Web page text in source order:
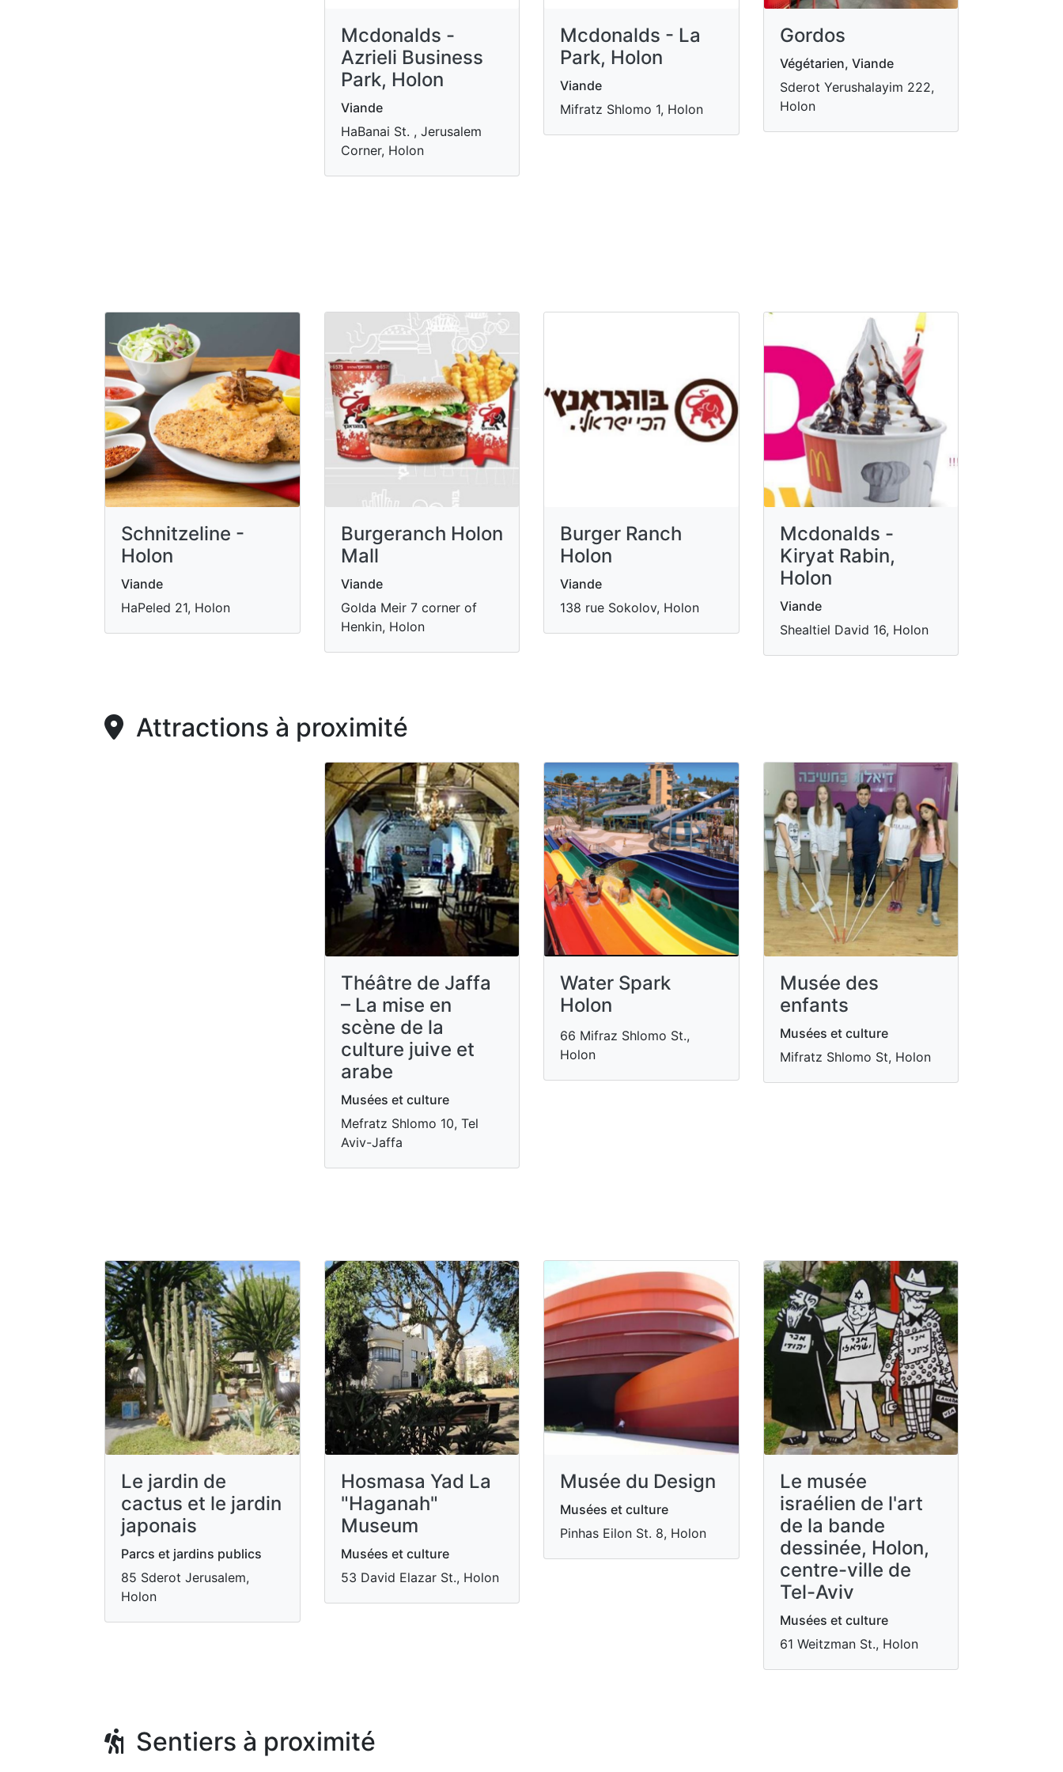
Mcdonalds -
Azrieli Business
Park, Holon
Viande
HaBanai St. , Jerusalem
Corner, Holon
Mcdonalds - La
Park, Holon
Viande
Mifratz Shlomo 1, Holon
Gordos
Végétarien, Viande
Sderot Yerushalayim 222,
Holon
Schnitzeline -
Holon
Viande
HaPeled 21, Holon
Burgeranch Holon
Mall
Viande
Golda Meir 7 corner of
Henkin, Holon
Burger Ranch
Holon
Viande
138 rue Sokolov, Holon
Mcdonalds -
Kiryat Rabin,
Holon
Viande
Shealtiel David 16, Holon
Attractions à proximité
Théâtre de Jaffa
– La mise en
scène de la
culture juive et
arabe
Musées et culture
Mefratz Shlomo 10, Tel
Aviv-Jaffa
Water Spark
Holon
66 Mifraz Shlomo St.,
Holon
Musée des
enfants
Musées et culture
Mifratz Shlomo St, Holon
Le jardin de
cactus et le jardin
japonais
Parcs et jardins publics
85 Sderot Jerusalem,
Holon
Hosmasa Yad La
"Haganah"
Museum
Musées et culture
53 David Elazar St., Holon
Musée du Design
Musées et culture
Pinhas Eilon St. 8, Holon
Le musée
israélien de l'art
de la bande
dessinée, Holon,
centre-ville de
Tel-Aviv
Musées et culture
61 Weitzman St., Holon
Sentiers à proximité